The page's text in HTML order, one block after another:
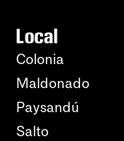
Local
Colonia
Maldonado
Paysandú
Salto